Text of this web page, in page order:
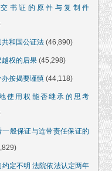
书证的原件与复制件
共和国公证法 (46,890)
越权的后果 (45,298)
办按揭要谨慎 (44,118)
使用权能否继承的思考
一般保证与连带责任保证的
约定不明 法院依法认定两年